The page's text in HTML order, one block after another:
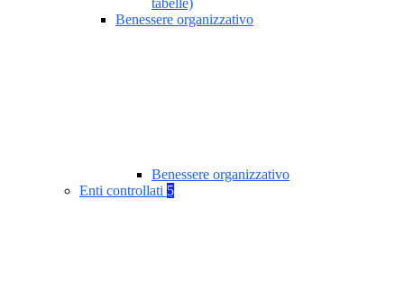
tabelle)
Benessere organizzativo
Benessere organizzativo
Enti controllati 5